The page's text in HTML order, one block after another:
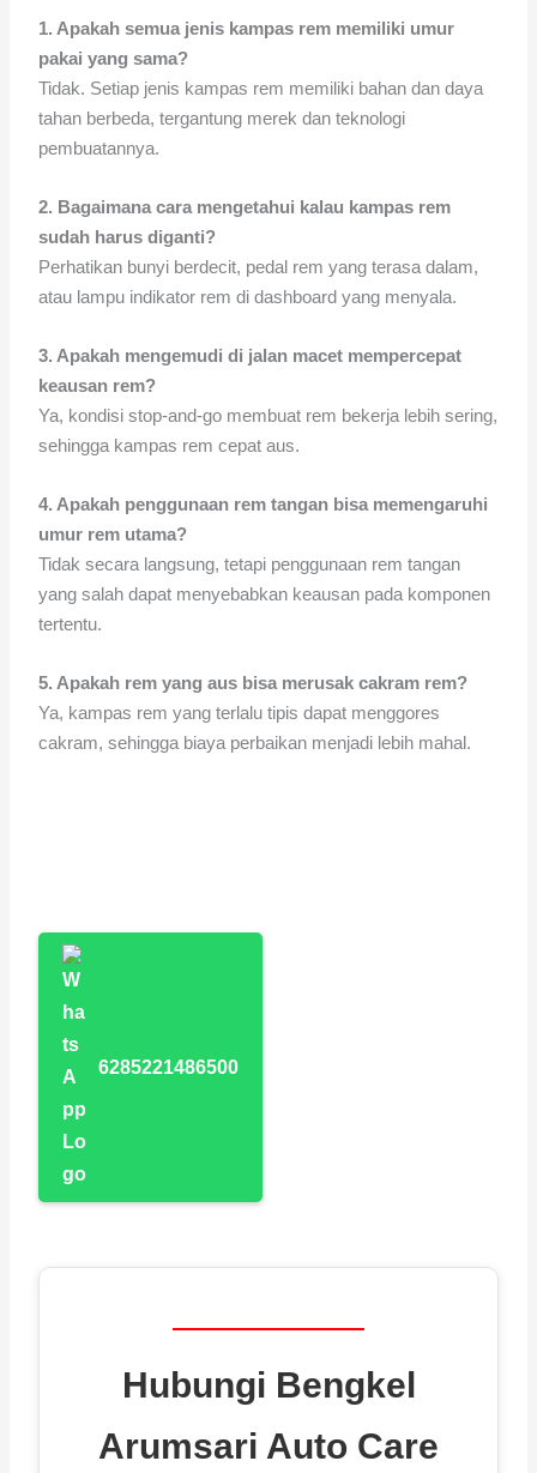
1. Apakah semua jenis kampas rem memiliki umur
pakai yang sama?
Tidak. Setiap jenis kampas rem memiliki bahan dan daya
tahan berbeda, tergantung merek dan teknologi
pembuatannya.
2. Bagaimana cara mengetahui kalau kampas rem
sudah harus diganti?
Perhatikan bunyi berdecit, pedal rem yang terasa dalam,
atau lampu indikator rem di dashboard yang menyala.
3. Apakah mengemudi di jalan macet mempercepat
keausan rem?
Ya, kondisi stop-and-go membuat rem bekerja lebih sering,
sehingga kampas rem cepat aus.
4. Apakah penggunaan rem tangan bisa memengaruhi
umur rem utama?
Tidak secara langsung, tetapi penggunaan rem tangan
yang salah dapat menyebabkan keausan pada komponen
tertentu.
5. Apakah rem yang aus bisa merusak cakram rem?
Ya, kampas rem yang terlalu tipis dapat menggores
cakram, sehingga biaya perbaikan menjadi lebih mahal.
6285221486500
Hubungi Bengkel
Arumsari Auto Care